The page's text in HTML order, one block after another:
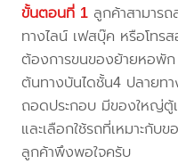
ขั้นตอนที่ 1 ลูกค้าสามารถ
ทางไลน์ เฟสบุ๊ค หรือโทร
ต้องการขนของย้ายหอพัก
ต้นทางบันไดชั้น4 ปลายท
ถอดประกอบ มีของใหญ่ตู้เ
และเลือกใช้รถที่เหมาะกับ
ลูกค้าพึงพอใจครับ